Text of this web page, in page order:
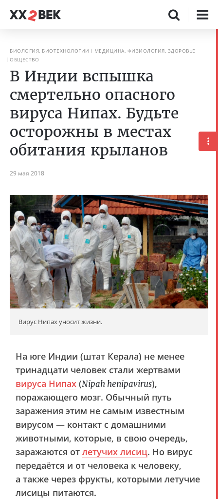
БИОЛОГИЯ, БИОТЕХНОЛОГИИ
МЕДИЦИНА, ФИЗИОЛОГИЯ, ЗДОРОВЬЕ
ОБЩЕСТВО
В Индии вспышка
смертельно опасного
вируса Нипах. Будьте
осторожны в местах
обитания крыланов
29 мая 2018
Вирус Нипах уносит жизни.
На юге Индии (штат Керала) не менее
тринадцати человек стали жертвами
вируса Нипах (Nipah henipavirus),
поражающего мозг. Обычный путь
заражения этим не самым известным
вирусом — контакт с домашними
животными, которые, в свою очередь,
заражаются от летучих лисиц. Но вирус
передаётся и от человека к человеку,
а также через фрукты, которыми летучие
лисицы питаются.